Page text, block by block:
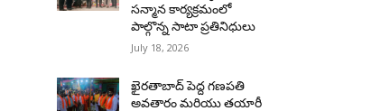
సన్మాన కార్యక్రమంలో
పాల్గొన్న సాటా ప్రతినిధులు
July 18, 2026
ఖైరతాబాద్ పెద్ద గణపతి
అవతారం మరియు తయారీ